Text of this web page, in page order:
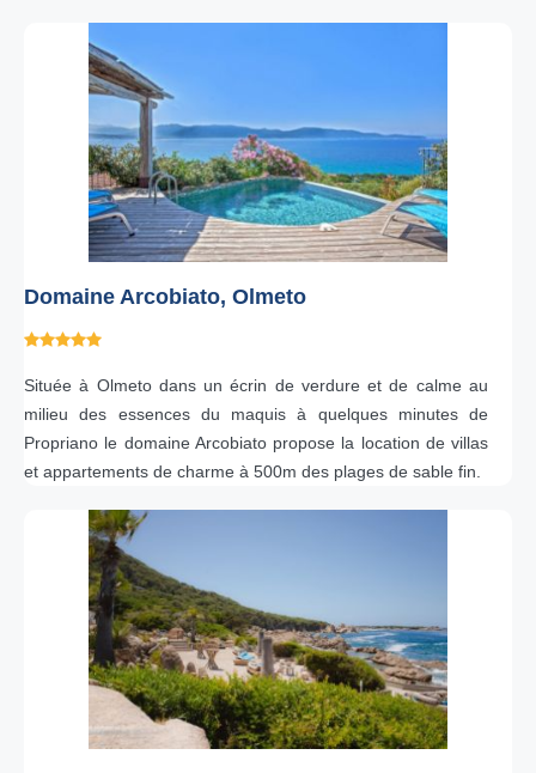
Domaine Arcobiato, Olmeto
Située à Olmeto dans un écrin de verdure et de calme au
milieu des essences du maquis à quelques minutes de
Propriano le domaine Arcobiato propose la location de villas
et appartements de charme à 500m des plages de sable fin.